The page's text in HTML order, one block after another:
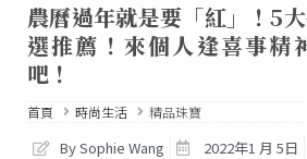
農曆過年就是要「紅」！5
選推薦！來個人逢喜事精
吧！
首頁 時尚生活 精品珠寶
By Sophie Wang
2022年1 月 5日